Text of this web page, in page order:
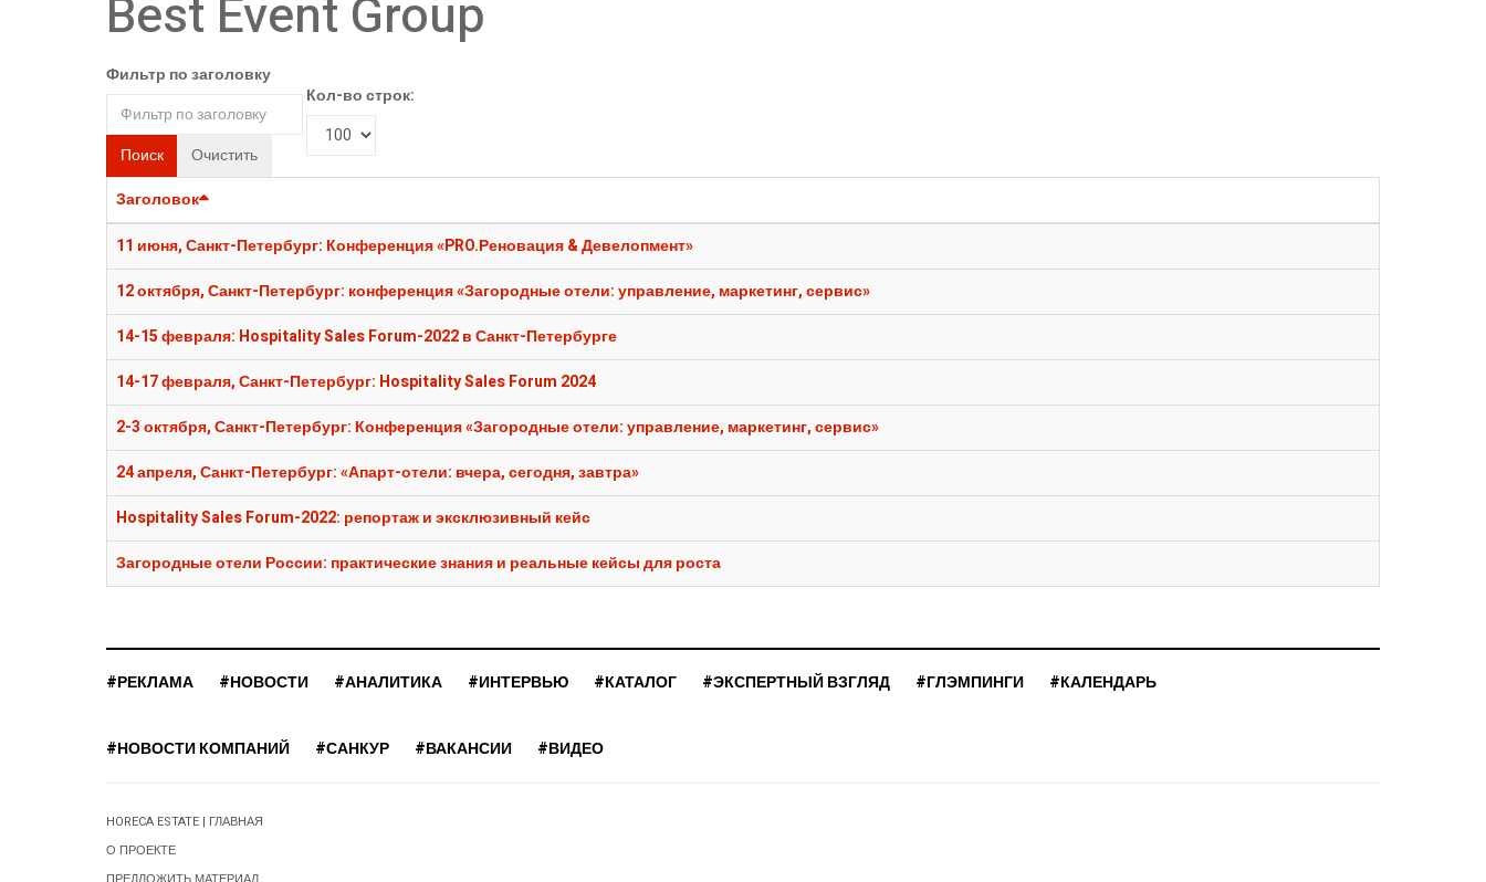
Best Event Group
Фильтр по заголовку
Поиск Очистить
Кол-во строк:
Заголовок
11 июня, Санкт-Петербург: Конференция «PRO.Реновация & Девелопмент»
12 октября, Санкт-Петербург: конференция «Загородные отели: управление, маркетинг, сервис»
14-15 февраля: Hospitality Sales Forum-2022 в Санкт-Петербурге
14-17 февраля, Санкт-Петербург: Hospitality Sales Forum 2024
2-3 октября, Санкт-Петербург: Конференция «Загородные отели: управление, маркетинг, сервис»
24 апреля, Санкт-Петербург: «Апарт-отели: вчера, сегодня, завтра»
Hospitality Sales Forum-2022: репортаж и эксклюзивный кейс
Загородные отели России: практические знания и реальные кейсы для роста
#РЕКЛАМА #НОВОСТИ #АНАЛИТИКА #ИНТЕРВЬЮ #КАТАЛОГ #ЭКСПЕРТНЫЙ ВЗГЛЯД #ГЛЭМПИНГИ #КАЛЕНДАРЬ
#НОВОСТИ КОМПАНИЙ #САНКУР #ВАКАНСИИ #ВИДЕО
HORECA ESTATE | ГЛАВНАЯ
О ПРОЕКТЕ